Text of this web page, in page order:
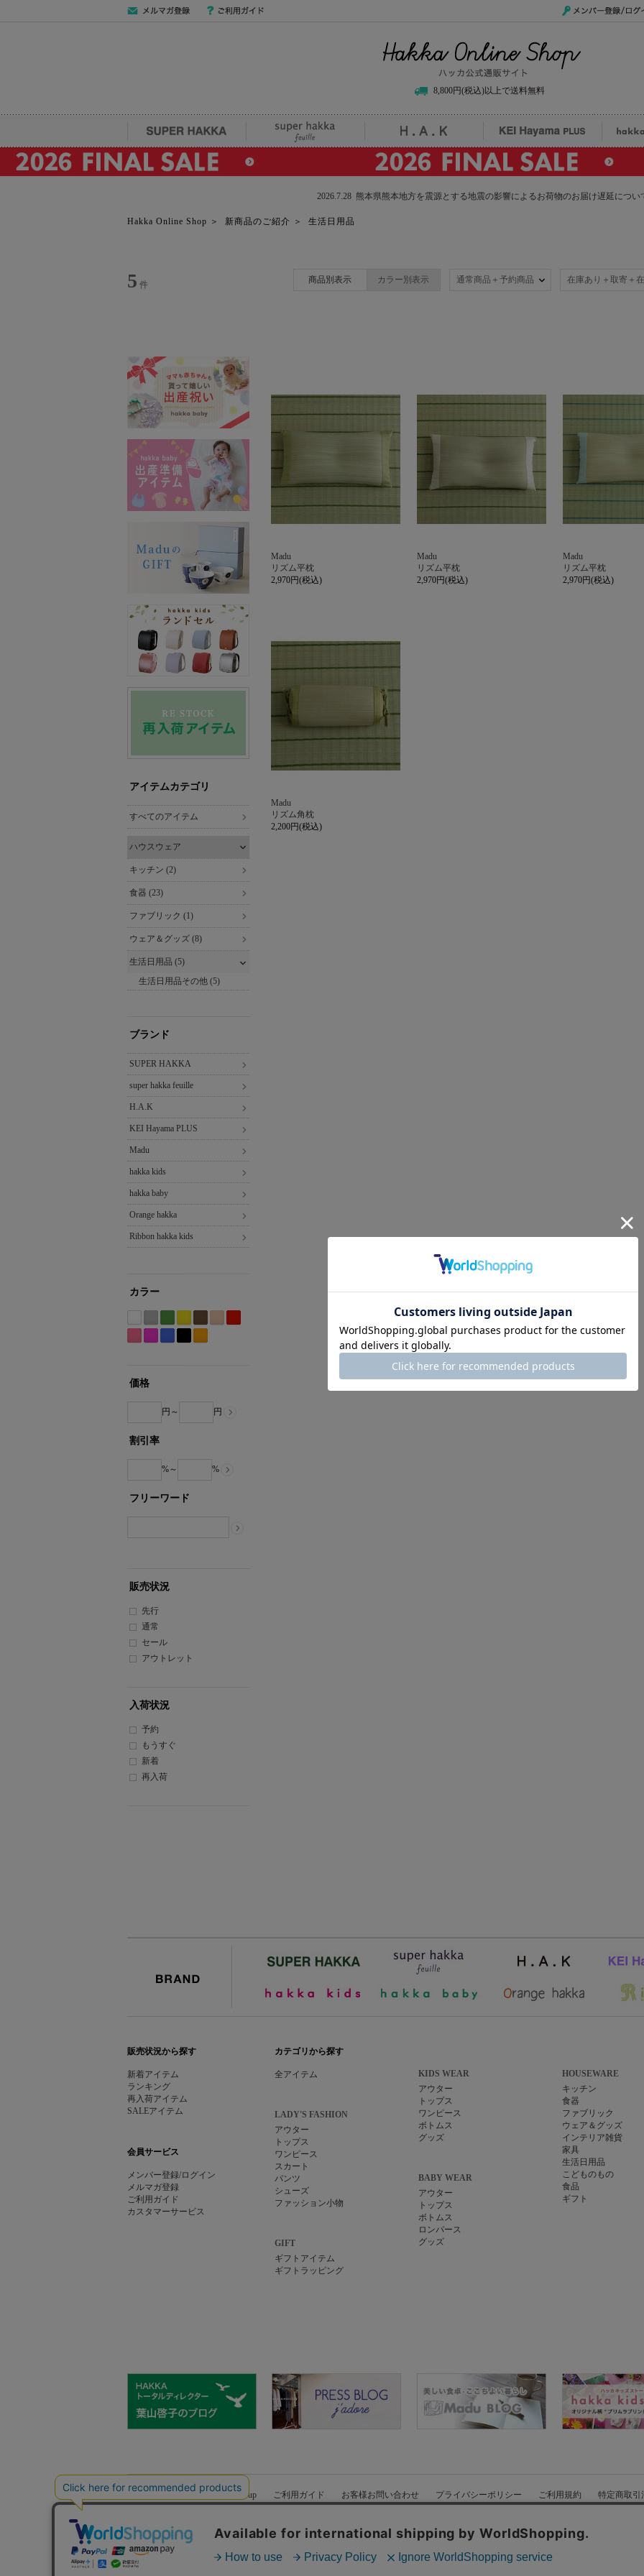
8,800円(税込)以上で送料無料
SUPER HAKKA H.A.K KEI Hayama PLUS
2026.7.28 熊本県熊本地方を震源とする地震の影響によるお荷物のお届け遅延につい
Hakka Online Shop ＞ 新商品のご紹介 ＞ 生活日用品
5 件 商品別表示 カラー別表示 通常商品＋予約商品 在庫あり＋取寄＋
アイテムカテゴリ
すべてのアイテム
ハウスウェア
キッチン (2)
食器 (23)
ファブリック (1)
ウェア＆グッズ (8)
生活日用品 (5)
生活日用品その他 (5)
ブランド
SUPER HAKKA
super hakka feuille
H.A.K
KEI Hayama PLUS
Madu
hakka kids
hakka baby
Orange hakka
Ribbon hakka kids
カラー
ホ
ワ
系
グ
レ
グ
リ
イ
エ
ブ
ラ
系
ル
価格
円～ 円
割引率
%～ %
フリーワード
販売状況
先行
通常
セール
アウトレット
入荷状況
予約
もうすぐ
新着
再入荷
Madu
リズム平枕
2,970円(税込)
Madu
リズム平枕
2,970円(税込)
Madu
リズム平枕
2,970円(税込)
Madu
リズム角枕
2,200円(税込)
販売状況から探す
新着アイテム
ランキング
再入荷アイテム
SALEアイテム
会員サービス
メンバー登録/ログイン
メルマガ登録
ご利用ガイド
カスタマーサービス
カテゴリから探す
全アイテム
LADY'S FASHION
アウター
トップス
ワンピース
スカート
パンツ
シューズ
ファッション小物
GIFT
ギフトアイテム
ギフトラッピング
KIDS WEAR
アウター
トップス
ワンピース
ボトムス
グッズ
BABY WEAR
アウター
トップス
ボトムス
ロンパース
グッズ
HOUSEWARE
キッチン
食器
ファブリック
ウェア＆グッズ
インテリア雑貨
家具
生活日用品
こどものもの
食品
ギフト
hakka group ご利用ガイド お客様お問い合わせ プライバシーポリシー ご利用規約 特定商取引